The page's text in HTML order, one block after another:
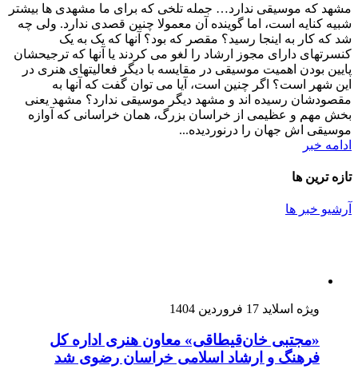
مشهد که موسیقی ندارد… جمله تلخی که برای ما مشهدی ها بیشتر
شبیه کنایه است، اما گوینده آن معمولا چنین قصدی ندارد. ولی چه
شد که کار به اینجا رسید؟ مقصر که بود؟ آنها که یک به یک
کنسرتهای دارای مجوز ارشاد را لغو می کردند یا آنها که ترجیحشان
پایین بودن اهمیت موسیقی در مقایسه با دیگر فعالیتهای هنری در
این شهر است؟ اگر چنین است، آیا می توان گفت که آنها به
مقصودشان رسیده اند و مشهد دیگر موسیقی ندارد؟ مشهد یعنی
بخش مهم و عظیمی از خراسان بزرگ، همان خراسانی که آوازه
موسیقی اش جهان را درنوردیده...
ادامه خبر
تازه ترین ها
آرشیو خبر ها
ویژه اسلاید 17 فروردین 1404
«مجتبی خان‌قیطاقی» معاون هنری اداره کل
فرهنگ و ارشاد اسلامی خراسان رضوی شد